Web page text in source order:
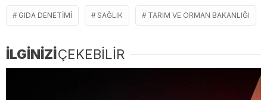
GIDA DENETIMI SAĞLIK TARIM VE ORMAN BAKANLIĞI
İLGİNİZİÇEKEBİLİR